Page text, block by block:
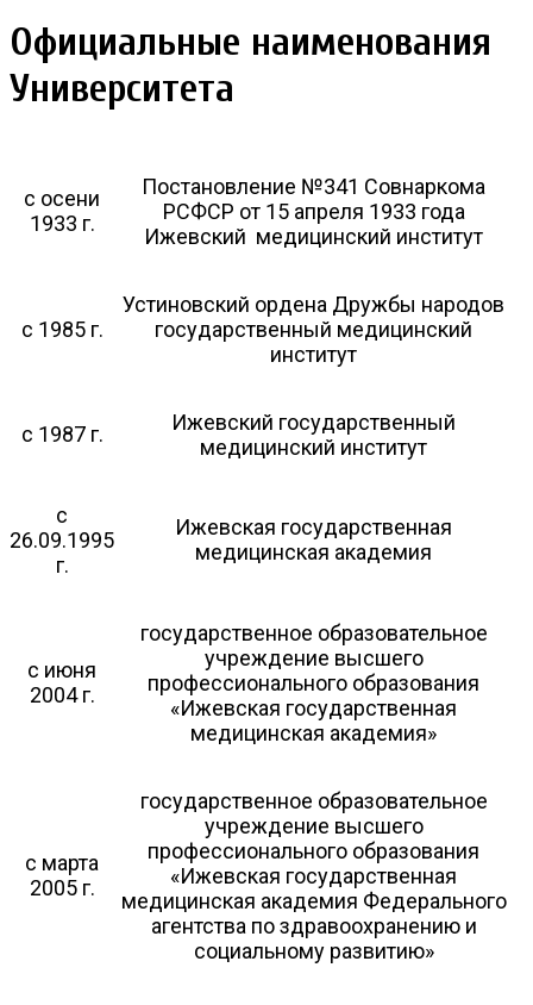
Официальные наименования
Университета
с осени
1933 г.
Постановление №341 Совнаркома
РСФСР от 15 апреля 1933 года
Ижевский медицинский институт
с 1985 г.
Устиновский ордена Дружбы народов
государственный медицинский
институт
с 1987 г.
Ижевский государственный
медицинский институт
с
26.09.1995
г.
Ижевская государственная
медицинская академия
с июня
2004 г.
государственное образовательное
учреждение высшего
профессионального образования
«Ижевская государственная
медицинская академия»
с марта
2005 г.
государственное образовательное
учреждение высшего
профессионального образования
«Ижевская государственная
медицинская академия Федерального
агентства по здравоохранению и
социальному развитию»